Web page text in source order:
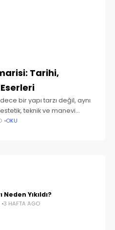
Tarihi,
bir yapı tarzı değil, aynı
teknik ve manevi
15. ve 17. yüzyıllar
OKU
Yıkıldı?
3 HAFTA AGO